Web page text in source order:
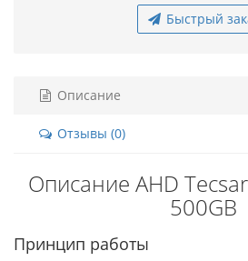
Быстрый
Описание
Отзывы (0)
Описание AHD
500GB
Принцип работы